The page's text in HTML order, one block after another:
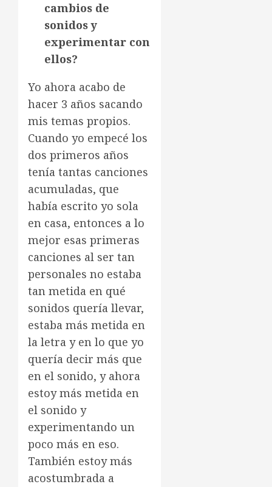
cambios de
sonidos y
experimentar con
ellos?
Yo ahora acabo de
hacer 3 años sacando
mis temas propios.
Cuando yo empecé los
dos primeros años
tenía tantas canciones
acumuladas, que
había escrito yo sola
en casa, entonces a lo
mejor esas primeras
canciones al ser tan
personales no estaba
tan metida en qué
sonidos quería llevar,
estaba más metida en
la letra y en lo que yo
quería decir más que
en el sonido, y ahora
estoy más metida en
el sonido y
experimentando un
poco más en eso.
También estoy más
acostumbrada a